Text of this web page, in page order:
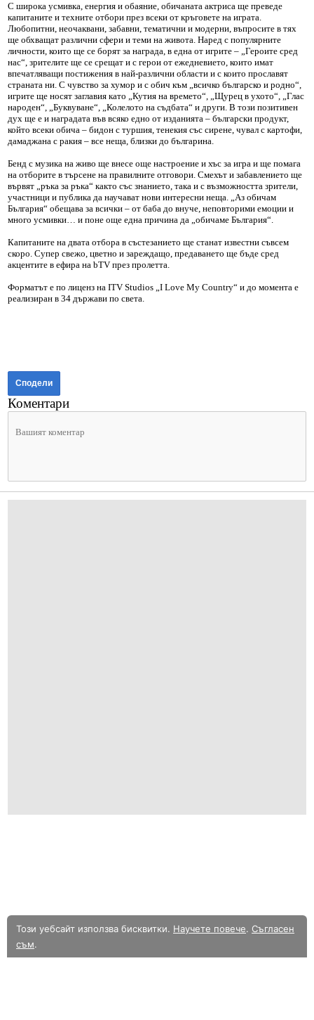
С широка усмивка, енергия и обаяние, обичаната актриса ще преведе
капитаните и техните отбори през всеки от кръговете на играта.
Любопитни, неочаквани, забавни, тематични и модерни, въпросите в тях
ще обхващат различни сфери и теми на живота. Наред с популярните
личности, които ще се борят за награда, в една от игрите – „Героите сред
нас“, зрителите ще се срещат и с герои от ежедневието, които имат
впечатляващи постижения в най-различни области и с които прославят
страната ни. С чувство за хумор и с обич към „всичко българско и родно“,
игрите ще носят заглавия като „Кутия на времето“, „Щурец в ухото“, „Глас
народен“, „Буквуване“, „Колелото на съдбата“ и други. В този позитивен
дух ще е и наградата във всяко едно от изданията – български продукт,
който всеки обича – бидон с туршия, тенекия със сирене, чувал с картофи,
дамаджана с ракия – все неща, близки до българина.
Бенд с музика на живо ще внесе още настроение и хъс за игра и ще помага
на отборите в търсене на правилните отговори. Смехът и забавлението ще
вървят „ръка за ръка“ както със знанието, така и с възможността зрители,
участници и публика да научават нови интересни неща. „Аз обичам
България“ обещава за всички – от баба до внуче, неповторими емоции и
много усмивки… и поне още една причина да „обичаме България“.
Капитаните на двата отбора в състезанието ще станат известни съвсем
скоро. Супер свежо, цветно и зареждащо, предаването ще бъде сред
акцентите в ефира на bTV през пролетта.
Форматът е по лиценз на ITV Studios „I Love My Country“ и до момента е
реализиран в 34 държави по света.
Сподели
Коментари
Този уебсайт използва бисквитки. Научете повече. Съгласен
съм.